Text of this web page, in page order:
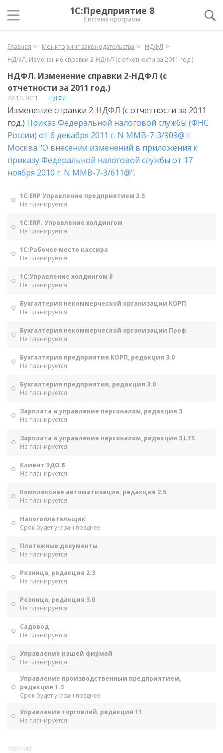
1С:Предприятие 8
Система программ
Главная Мониторинг законодательства
НДФЛ
НДФЛ. Изменение справки 2-НДФЛ (с отчетности за 2011 год.)
НДФЛ. Изменение справки 2-НДФЛ (с
отчетности за 2011 год.)
22.12.2011 НДФЛ
Изменение справки 2-НДФЛ (с отчетности за 2011
год.) Приказ Федеральной налоговой службы (ФНС
России) от 6 декабря 2011 г. N ММВ-7-3/909@ г.
Москва "О внесении изменений в приложения к
приказу Федеральной налоговой службы от 17
ноября 2010 г. N ММВ-7-3/611@".
1С:ERP Управление предприятием 2.5
Не планируется
1С:ERP. Управление холдингом
Не планируется
1С:Рабочее место кассира
Не планируется
1С:Управление холдингом 8
Не планируется
Бухгалтерия некоммерческой организации КОРП
Не планируется
Бухгалтерия некоммерческой организации Проф
Не планируется
Бухгалтерия предприятия КОРП, редакция 3.0
Не планируется
Бухгалтерия предприятия, редакция 3.0
Не планируется
Зарплата и управление персоналом, редакция 3
Не планируется
Зарплата и управление персоналом, редакция 3 LTS
Не планируется
Клиент ЭДО 8
Не планируется
Комплексная автоматизация, редакция 2.5
Не планируется
Налогоплательщик
Срок будет указан позднее
Платежные документы
Не планируется
Розница, редакция 2.3
Не планируется
Розница, редакция 3.0
Не планируется
Садовод
Не планируется
Управление нашей фирмой
Не планируется
Управление производственным предприятием,
редакция 1.3
Срок будет указан позднее
Управление торговлей, редакция 11
Не планируется
10011142